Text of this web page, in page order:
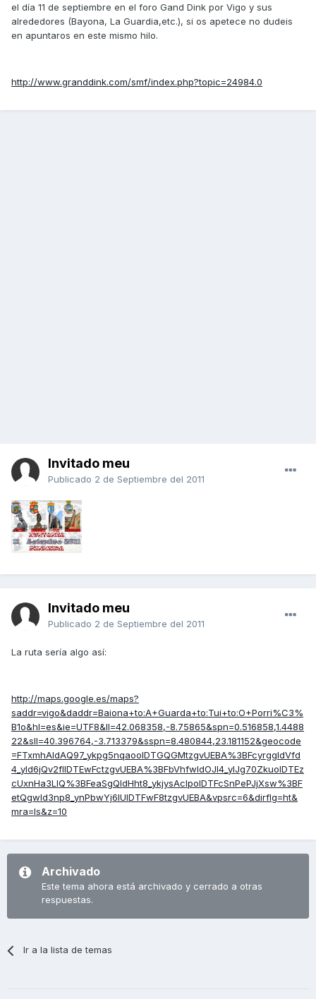
el día 11 de septiembre en el foro Gand Dink por Vigo y sus
alrededores (Bayona, La Guardia,etc.), si os apetece no dudeis
en apuntaros en este mismo hilo.
http://www.granddink.com/smf/index.php?topic=24984.0
Invitado meu
Publicado 2 de Septiembre del 2011
Invitado meu
Publicado 2 de Septiembre del 2011
La ruta sería algo así:
http://maps.google.es/maps?
saddr=vigo&daddr=Baiona+to:A+Guarda+to:Tui+to:O+Porri%C3%
B1o&hl=es&ie=UTF8&ll=42.068358,-8.75865&spn=0.516858,1.4488
22&sll=40.396764,-3.713379&sspn=8.480844,23.181152&geocode
=FTxmhAIdAQ97_ykpg5nqaoolDTGQGMtzgvUEBA%3BFcyrggIdVfd
4_yld6jQv2fIlDTEwFctzgvUEBA%3BFbVhfwIdOJl4_ylJg70ZkuolDTEz
cUxnHa3LIQ%3BFeaSgQIdHht8_ykjysAclpolDTFcSnPePJjXsw%3BF
etQgwId3np8_ynPbwYj6IUlDTFwF8tzgvUEBA&vpsrc=6&dirflg=ht&
mra=ls&z=10
Archivado
Este tema ahora está archivado y cerrado a otras
respuestas.
Ir a la lista de temas